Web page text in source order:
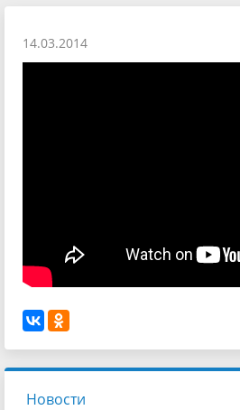
14.03.2014
Новости